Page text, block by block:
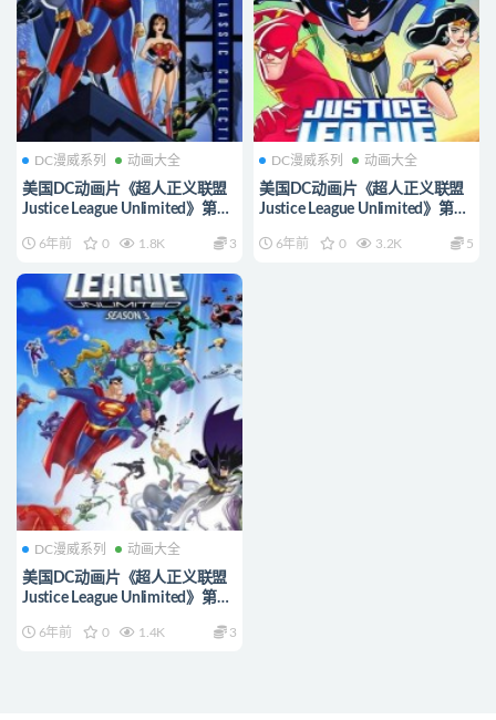
DC漫威系列 动画大全
美国DC动画片《超人正义联盟
Justice League Unlimited》第二
清/F4V/2.13G 正义联盟动画片
6年前 0 1.8K 3
DC漫威系列 动画大全
美国DC动画片《超人正义联盟
Justice League Unlimited》第一
720P/MP4/6.51G 正义联盟动
6年前 0 3.2K 5
DC漫威系列 动画大全
美国DC动画片《超人正义联盟
Justice League Unlimited》第三
清/F4V/1.08G 正义联盟动画片
6年前 0 1.4K 3